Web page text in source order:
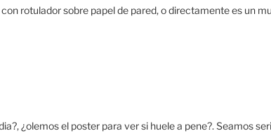
rotulador sobre papel de pared, o directamente es un
¿olemos el poster para ver si huele a pene?. Seamos